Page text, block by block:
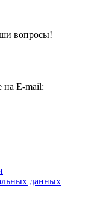
вопросы!
на E-mail:
данных